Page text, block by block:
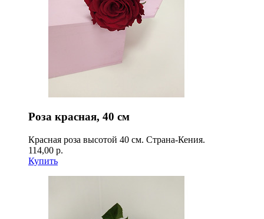
Роза красная, 40 см
Красная роза высотой 40 см. Страна-Кения.
114,00 р.
Купить